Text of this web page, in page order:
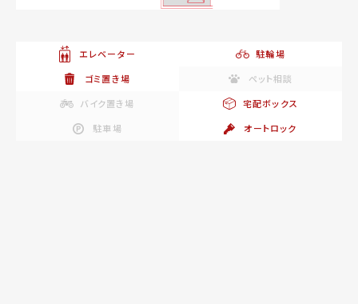
エレベーター
駐輪場
ゴミ置き場
ペット相談
バイク置き場
宅配ボックス
駐車場
オートロック